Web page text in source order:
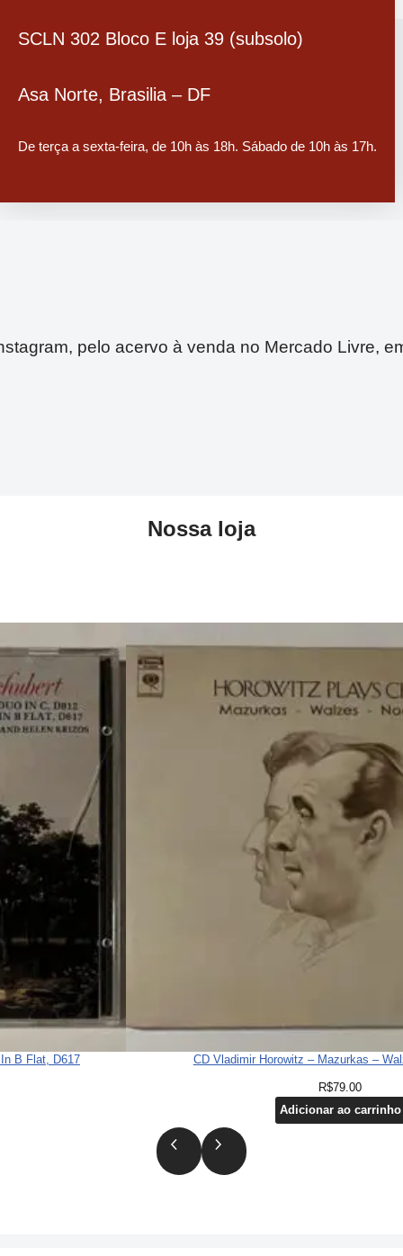
SCLN 302 Bloco E loja 39 (subsolo)
Asa Norte, Brasilia – DF
De terça a sexta-feira, de 10h às 18h. Sábado de 10h às 17h.
pelo acervo à venda no Mercado Livre,
Nossa loja
B Flat, D617 CD Vladimir Horowitz – Mazurkas –
R$79.00
Adicionar ao carrinho